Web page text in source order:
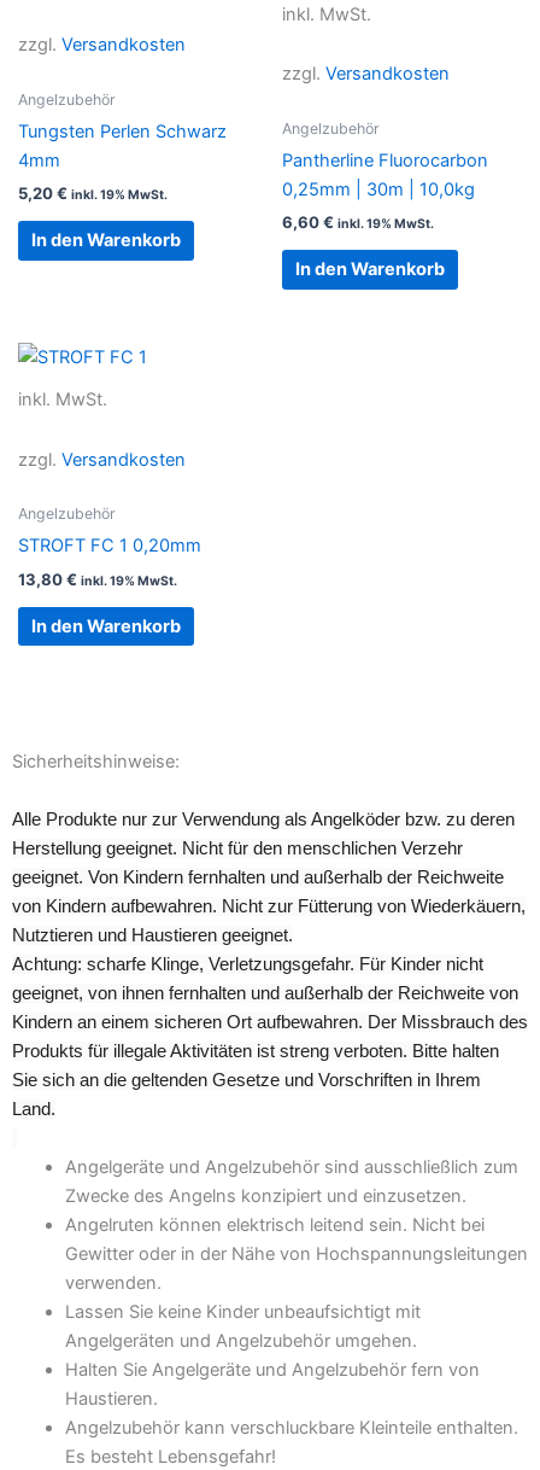
zzgl. Versandkosten
Angelzubehör
Tungsten Perlen Schwarz
4mm
5,20€ inkl. 19% MwSt.
In den Warenkorb
inkl. MwSt.
zzgl. Versandkosten
Angelzubehör
Pantherline Fluorocarbon
0,25mm | 30m | 10,0kg
6,60€ inkl. 19% MwSt.
In den Warenkorb
inkl. MwSt.
zzgl. Versandkosten
Angelzubehör
STROFT FC 1 0,20mm
13,80€ inkl. 19% MwSt.
In den Warenkorb
Sicherheitshinweise:
Alle Produkte nur zur Verwendung als Angelköder bzw. zu deren
Herstellung geeignet. Nicht für den menschlichen Verzehr
geeignet. Von Kindern fernhalten und außerhalb der Reichweite
von Kindern aufbewahren. Nicht zur Fütterung von Wiederkäuern,
Nutztieren und Haustieren geeignet.
Achtung: scharfe Klinge, Verletzungsgefahr. Für Kinder nicht
geeignet, von ihnen fernhalten und außerhalb der Reichweite von
Kindern an einem sicheren Ort aufbewahren. Der Missbrauch des
Produkts für illegale Aktivitäten ist streng verboten. Bitte halten
Sie sich an die geltenden Gesetze und Vorschriften in Ihrem
Land.
Angelgeräte und Angelzubehör sind ausschließlich zum
Zwecke des Angelns konzipiert und einzusetzen.
Angelruten können elektrisch leitend sein. Nicht bei
Gewitter oder in der Nähe von Hochspannungsleitungen
verwenden.
Lassen Sie keine Kinder unbeaufsichtigt mit
Angelgeräten und Angelzubehör umgehen.
Halten Sie Angelgeräte und Angelzubehör fern von
Haustieren.
Angelzubehör kann verschluckbare Kleinteile enthalten.
Es besteht Lebensgefahr!